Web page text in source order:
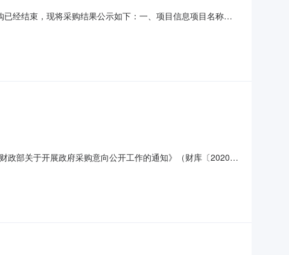
经结束，现将采购结果公示如下：一、项目信息项目名称：
湘湖路198号采购单位统一社会信用代码或组织机构代码：/
部关于开展政府采购意向公开工作的通知》（财库〔2020〕
见采购需求952026年7月是赵先生0731-82283061